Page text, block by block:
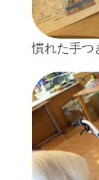
慣れた手つ